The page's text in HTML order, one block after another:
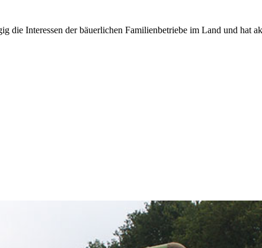
die Interessen der bäuerlichen Familienbetriebe im Land und hat